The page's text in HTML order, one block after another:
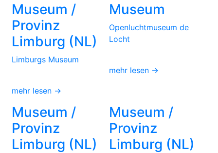
Museum /
Provinz
Limburg (NL)
Limburgs Museum
mehr lesen →
Museum
Openluchtmuseum de
Locht
mehr lesen →
Museum /
Provinz
Limburg (NL)
Museum /
Provinz
Limburg (NL)